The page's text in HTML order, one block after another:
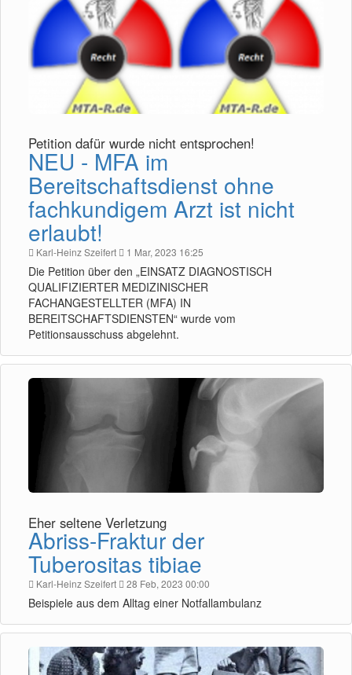
Petition dafür wurde nicht entsprochen!
NEU - MFA im
Bereitschaftsdienst ohne
fachkundigem Arzt ist nicht
erlaubt!
Karl-Heinz Szeifert 1 Mar, 2023 16:25
Die Petition über den „EINSATZ DIAGNOSTISCH
QUALIFIZIERTER MEDIZINISCHER
FACHANGESTELLTER (MFA) IN
BEREITSCHAFTSDIENSTEN“ wurde vom
Petitionsausschuss abgelehnt.
Eher seltene Verletzung
Abriss-Fraktur der
Tuberositas tibiae
Karl-Heinz Szeifert 28 Feb, 2023 00:00
Beispiele aus dem Alltag einer Notfallambulanz